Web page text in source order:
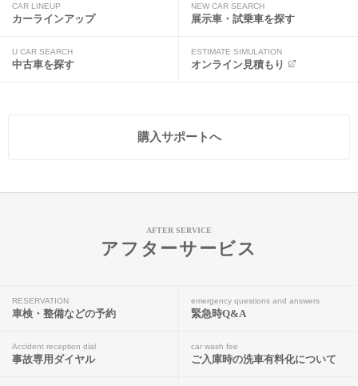
CAR LINEUP
カーラインアップ
NEW CAR SEARCH
展示車・試乗車を探す
U CAR SEARCH
中古車を探す
ESTIMATE SIMULATION
オンライン見積もり
購入サポートへ
AFTER SERVICE
アフターサービス
RESERVATION
車検・整備などの予約
emergency questions and answers
緊急時Q&A
Accident reception dial
事故専用ダイヤル
car wash fee
ご入庫時の洗車有料化について